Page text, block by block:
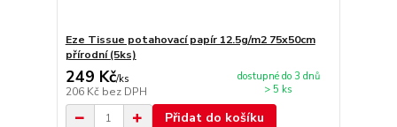
Eze Tissue potahovací papír 12.5g/m2 75x50cm
přírodní (5ks)
249 Kč/ks
206 Kč bez DPH
dostupné do 3 dnů
> 5 ks
Přidat do košíku